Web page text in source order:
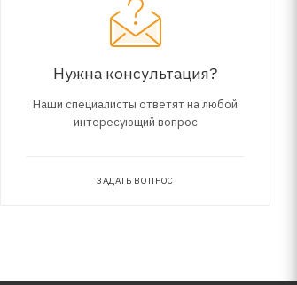
Нужна консультация?
Наши специалисты ответят на любой
интересующий вопрос
ЗАДАТЬ ВОПРОС